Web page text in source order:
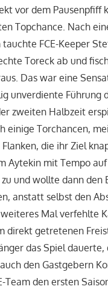
vor dem Pausenpfiff
Topchance. Nach
FCE-Keeper
Toreck ab und
Das war eine
unverdiente Führung
zweiten Halbzeit
einige Torchancen,
die ihr Ziel
Aytekin mit Tempo auf
und wollte dann den
anstatt selbst den
Mal verfehlte
direkt getretenen
das Spiel dauerte,
den Gastgebern
Team den ersten